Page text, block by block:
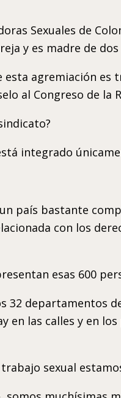
Sexuales de
y es madre de
agremiación
al Congreso de la
integrado
país bastante
con los
esas 600
32 departamentos
en las calles y en
sexual